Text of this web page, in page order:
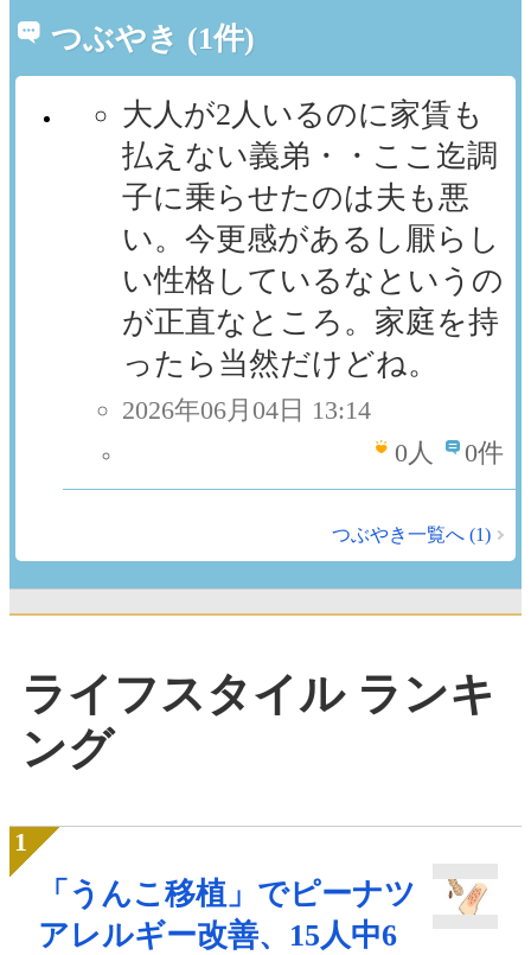
つぶやき (1件)
大人が2人いるのに家賃も
払えない義弟・・ここ迄調
子に乗らせたのは夫も悪
い。今更感があるし厭らし
い性格しているなというの
が正直なところ。家庭を持
ったら当然だけどね。
2026年06月04日 13:14
0 人 0件
つぶやき一覧へ (1)
ライフスタイル ランキ
ング
「うんこ移植」でピーナツ
アレルギー改善、15人中6